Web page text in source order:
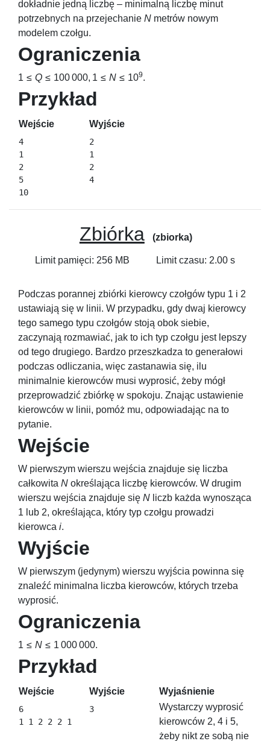
dokładnie jedną liczbę – minimalną liczbę minut
potrzebnych na przejechanie N metrów nowym
modelem czołgu.
Ograniczenia
1 ≤ Q ≤ 100 000, 1 ≤ N ≤ 109.
Przykład
Wejście Wyjście
4
1
2
5
10
2
1
2
Zbiórka (zbiorka)
Limit pamięci: 256 MB Limit czasu: 2.00 s
Podczas porannej zbiórki kierowcy czołgów typu 1 i 2
ustawiają się w linii. W przypadku, gdy dwaj kierowcy
tego samego typu czołgów stoją obok siebie,
zaczynają rozmawiać, jak to ich typ czołgu jest lepszy
od tego drugiego. Bardzo przeszkadza to generałowi
podczas odliczania, więc zastanawia się, ilu
minimalnie kierowców musi wyprosić, żeby mógł
przeprowadzić zbiórkę w spokoju. Znając ustawienie
kierowców w linii, pomóż mu, odpowiadając na to
pytanie.
Wejście
W pierwszym wierszu wejścia znajduje się liczba
całkowita N określająca liczbę kierowców. W drugim
wierszu wejścia znajduje się N liczb każda wynosząca
1 lub 2, określająca, który typ czołgu prowadzi
kierowca i.
Wyjście
W pierwszym (jedynym) wierszu wyjścia powinna się
znaleźć minimalna liczba kierowców, których trzeba
wyprosić.
Ograniczenia
1 ≤ N ≤ 1 000 000.
Przykład
Wejście Wyjście Wyjaśnienie
6
1 1 2 2 2 1
3
Wystarczy wyprosić
kierowców 2, 4 i 5,
żeby nikt ze sobą nie